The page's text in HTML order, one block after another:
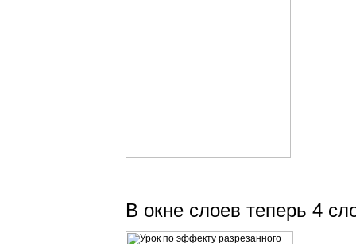
В окне слоев теперь 4